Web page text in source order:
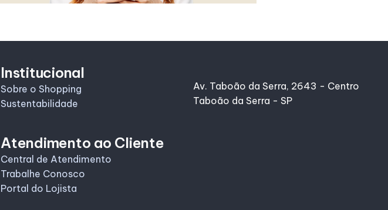
Institucional
Sobre o Shopping
Sustentabilidade
Atendimento ao Cliente
Central de Atendimento
Trabalhe Conosco
Portal do Lojista
Av. Taboão da Serra, 2643 - Centro
Taboão da Serra - SP